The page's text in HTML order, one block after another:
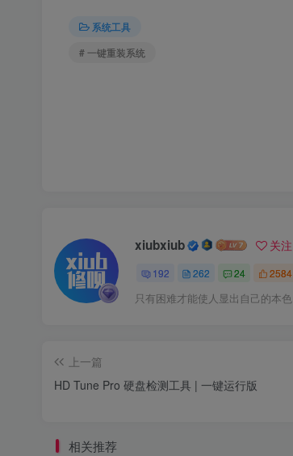
系统工具
# 一键重装系统
xiubxiub 关注
192 262 24 2584
只有困难才能使人显出自己的本色
上一篇
HD Tune Pro 硬盘检测工具 | 一键运行版
相关推荐